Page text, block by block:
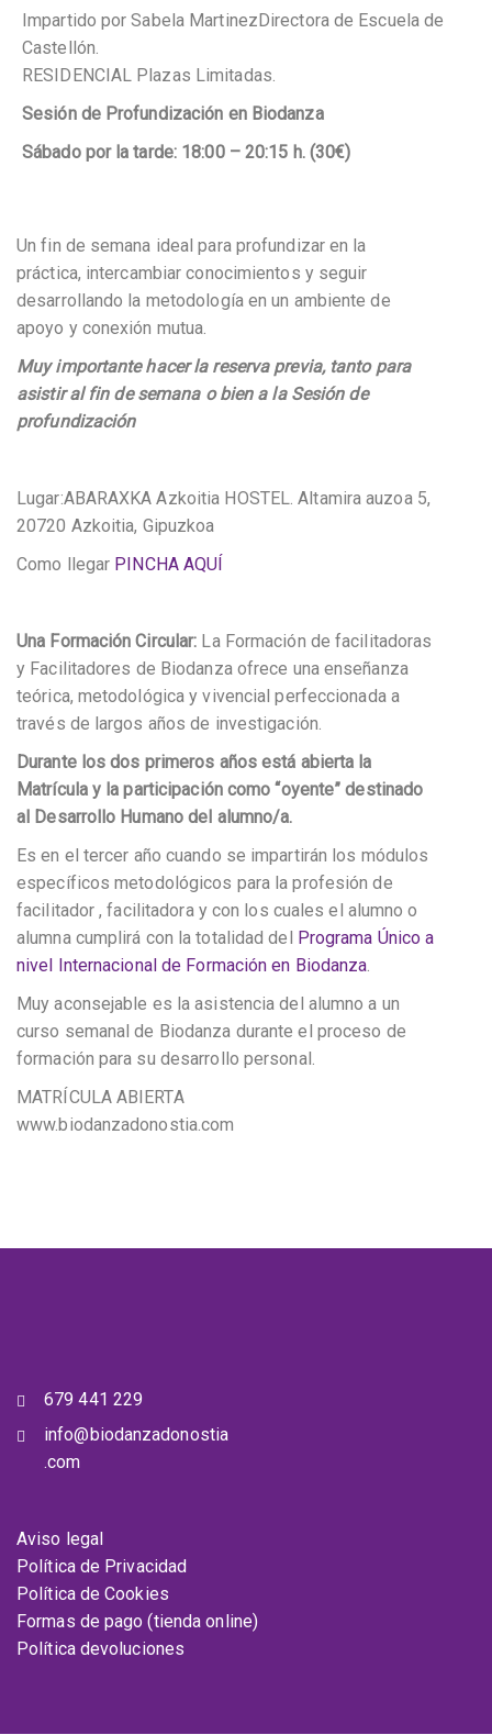
Impartido por Sabela MartinezDirectora de Escuela de
Castellón.
RESIDENCIAL Plazas Limitadas.
Sesión de Profundización en Biodanza
Sábado por la tarde: 18:00 – 20:15 h. (30€)
Un fin de semana ideal para profundizar en la
práctica, intercambiar conocimientos y seguir
desarrollando la metodología en un ambiente de
apoyo y conexión mutua.
Muy importante hacer la reserva previa, tanto para
asistir al fin de semana o bien a la Sesión de
profundización
Lugar:ABARAXKA Azkoitia HOSTEL. Altamira auzoa 5,
20720 Azkoitia, Gipuzkoa
Como llegar PINCHA AQUÍ
Una Formación Circular: La Formación de facilitadoras
y Facilitadores de Biodanza ofrece una enseñanza
teórica, metodológica y vivencial perfeccionada a
través de largos años de investigación.
Durante los dos primeros años está abierta la
Matrícula y la participación como “oyente” destinado
al Desarrollo Humano del alumno/a.
Es en el tercer año cuando se impartirán los módulos
específicos metodológicos para la profesión de
facilitador , facilitadora y con los cuales el alumno o
alumna cumplirá con la totalidad del Programa Único a
nivel Internacional de Formación en Biodanza.
Muy aconsejable es la asistencia del alumno a un
curso semanal de Biodanza durante el proceso de
formación para su desarrollo personal.
MATRÍCULA ABIERTA
www.biodanzadonostia.com
679 441 229
info@biodanzadonostia
.com
Aviso legal
Política de Privacidad
Política de Cookies
Formas de pago (tienda online)
Política devoluciones